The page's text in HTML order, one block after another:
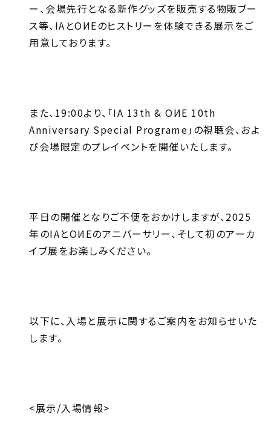
ー、会場先行となる新作グッズを販売する物販ブー
ス等、IAとOИEのヒストリーを体験できる展示をご
用意しております。
また、19:00より、「IA 13th & OИE 10th
Anniversary Special Programe」の視聴会、およ
び会場限定のプレイベントを開催いたします。
平日の開催となりご不便をおかけしますが、2025
年のIAとOИEのアニバーサリー、そして初のアーカ
イブ展をお楽しみください。
以下に、入場と展示に関するご案内をお知らせいた
します。
<展示/入場情報>